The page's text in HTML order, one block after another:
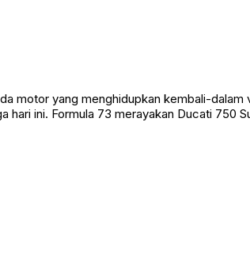
motor yang menghidupkan kembali-
ini. Formula 73 merayakan Ducati 750